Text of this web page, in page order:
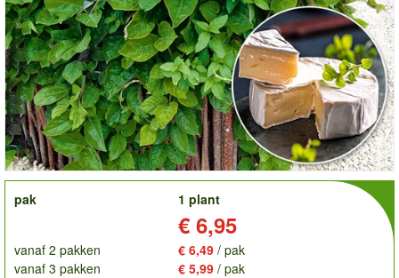
order
pak
1 plant
€ 6,95
vanaf 2 pakken € 6,49 / pak
vanaf 3 pakken
€ 5,99 / pak